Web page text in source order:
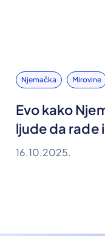
Njemačka Mirovine
Evo kako
ljude da rade
16.10.2025.